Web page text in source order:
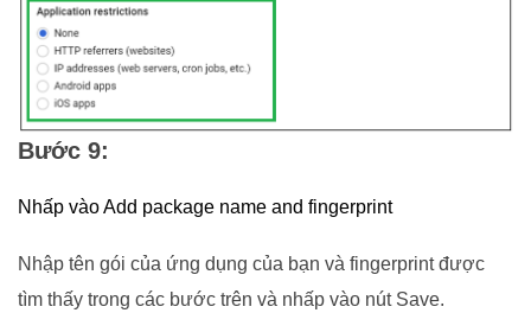
Bước 9:
Nhấp vào Add package name and fingerprint
Nhập tên gói của ứng dụng của bạn và fingerprint được
tìm thấy trong các bước trên và nhấp vào nút Save.